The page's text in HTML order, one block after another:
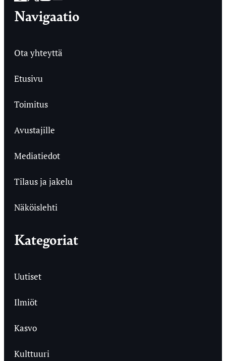
Navigaatio
Ota yhteyttä
Etusivu
Toimitus
Avustajille
Mediatiedot
Tilaus ja jakelu
Näköislehti
Kategoriat
Uutiset
Ilmiöt
Kasvo
Kulttuuri